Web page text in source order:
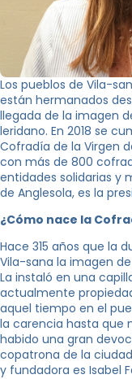
Los pueblos de Vila-
están hermanados
llegada de la imagen
leridano. En 2018 se
Cofradía de la Virgen
con más de 800
entidades solidarias y
de Anglesola, es la
¿Cómo nace la
Hace 315 años que la
Vila-sana la imagen
La instaló en una
actualmente
aquel tiempo en el
la carencia hasta que
habido una gran
copatrona de la
y fundadora es Isabel